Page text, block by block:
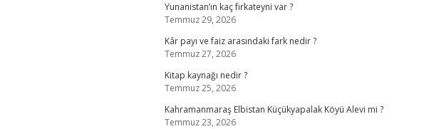
Yunanistan’ın kaç fırkateyni var ?
Temmuz 29, 2026
Kâr payı ve faiz arasındaki fark nedir ?
Temmuz 27, 2026
Kitap kaynağı nedir ?
Temmuz 25, 2026
Kahramanmaraş Elbistan Küçükyapalak Köyü Alevi mi ?
Temmuz 23, 2026